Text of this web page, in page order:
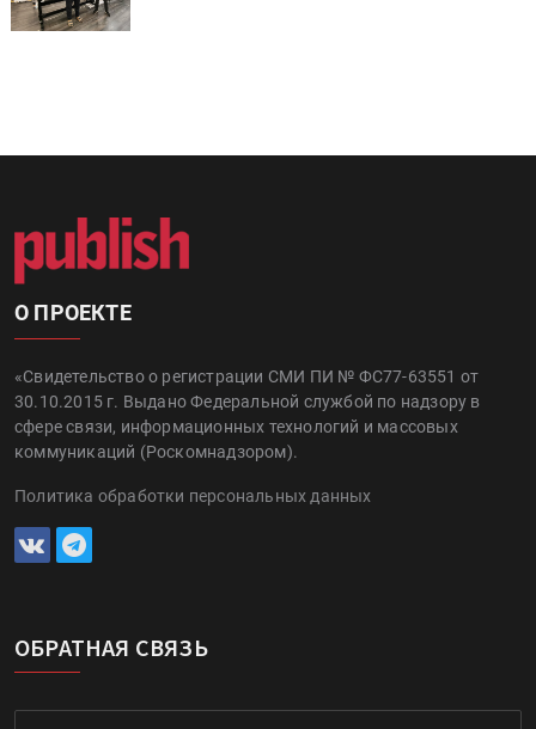
О ПРОЕКТЕ
«Свидетельство о регистрации СМИ ПИ № ФС77-63551 от
30.10.2015 г. Выдано Федеральной службой по надзору в
сфере связи, информационных технологий и массовых
коммуникаций (Роскомнадзором).
Политика обработки персональных данных
ОБРАТНАЯ СВЯЗЬ